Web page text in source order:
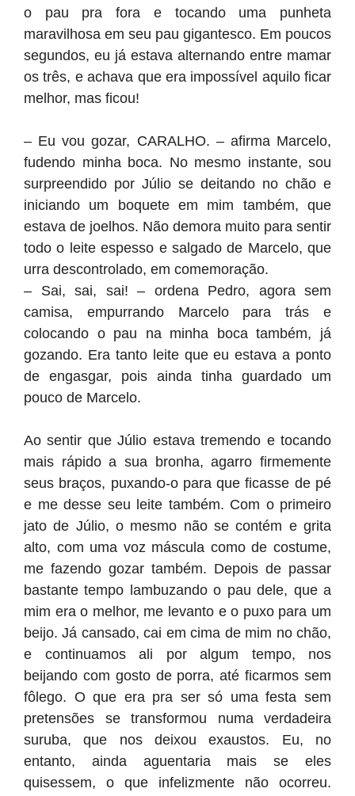
o pau pra fora e tocando uma punheta
maravilhosa em seu pau gigantesco. Em poucos
segundos, eu já estava alternando entre mamar
os três, e achava que era impossível aquilo ficar
melhor, mas ficou!
– Eu vou gozar, CARALHO. – afirma Marcelo,
fudendo minha boca. No mesmo instante, sou
surpreendido por Júlio se deitando no chão e
iniciando um boquete em mim também, que
estava de joelhos. Não demora muito para sentir
todo o leite espesso e salgado de Marcelo, que
urra descontrolado, em comemoração.
– Sai, sai, sai! – ordena Pedro, agora sem
camisa, empurrando Marcelo para trás e
colocando o pau na minha boca também, já
gozando. Era tanto leite que eu estava a ponto
de engasgar, pois ainda tinha guardado um
pouco de Marcelo.
Ao sentir que Júlio estava tremendo e tocando
mais rápido a sua bronha, agarro firmemente
seus braços, puxando-o para que ficasse de pé
e me desse seu leite também. Com o primeiro
jato de Júlio, o mesmo não se contém e grita
alto, com uma voz máscula como de costume,
me fazendo gozar também. Depois de passar
bastante tempo lambuzando o pau dele, que a
mim era o melhor, me levanto e o puxo para um
beijo. Já cansado, cai em cima de mim no chão,
e continuamos ali por algum tempo, nos
beijando com gosto de porra, até ficarmos sem
fôlego. O que era pra ser só uma festa sem
pretensões se transformou numa verdadeira
suruba, que nos deixou exaustos. Eu, no
entanto, ainda aguentaria mais se eles
quisessem, o que infelizmente não ocorreu.